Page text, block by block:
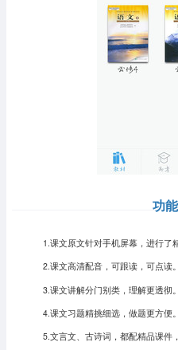
功
1.课文原文针对手机屏幕，进行了
2.课文高清配音，可跟读，可点读。
3.课文讲解分门别类，理解更透彻。
4.课文习题精挑细选，做题更方便。
5.文言文、古诗词，都配精品课件，